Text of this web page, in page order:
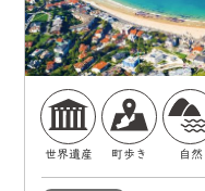
世界遺産 町歩き 自然